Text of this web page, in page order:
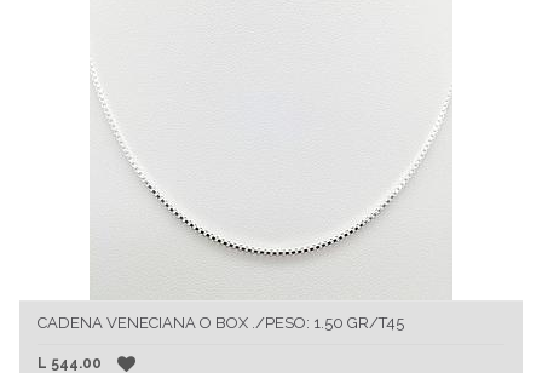
CADENA VENECIANA O BOX ./PESO: 1.50 GR/T45
L 544.00